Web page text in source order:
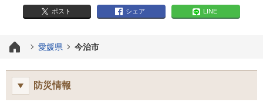
ポスト シェア LINE
愛媛県 今治市
防災情報